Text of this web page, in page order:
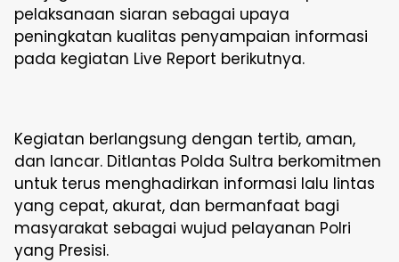
pelaksanaan siaran sebagai upaya
peningkatan kualitas penyampaian informasi
pada kegiatan Live Report berikutnya.
Kegiatan berlangsung dengan tertib, aman,
dan lancar. Ditlantas Polda Sultra berkomitmen
untuk terus menghadirkan informasi lalu lintas
yang cepat, akurat, dan bermanfaat bagi
masyarakat sebagai wujud pelayanan Polri
yang Presisi.